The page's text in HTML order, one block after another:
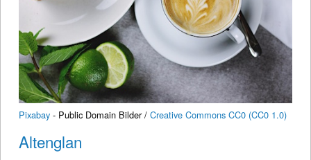
Pixabay - Public Domain Bilder / Creative Commons CC0 (CC0 1.0)
Altenglan